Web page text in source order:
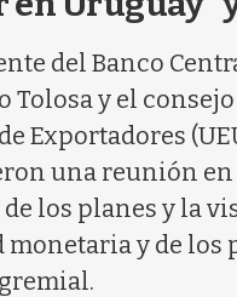
del Banco
Tolosa y el
Exportadores
una reunión en
los planes y la
monetaria y de los